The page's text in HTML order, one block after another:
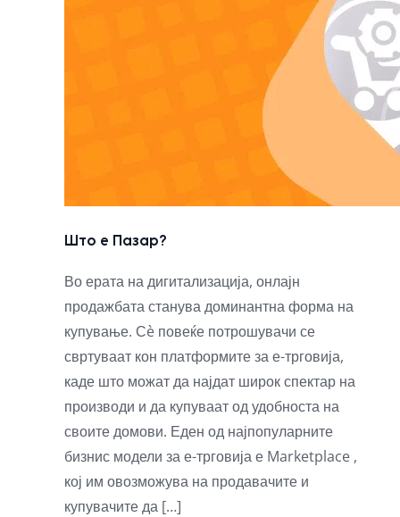
Што е Пазар?
Во ерата на дигитализација, онлајн
продажбата станува доминантна форма на
купување. Сè повеќе потрошувачи се
свртуваат кон платформите за е-трговија,
каде што можат да најдат широк спектар на
производи и да купуваат од удобноста на
своите домови. Еден од најпопуларните
бизнис модели за е-трговија е Marketplace ,
кој им овозможува на продавачите и
купувачите да […]